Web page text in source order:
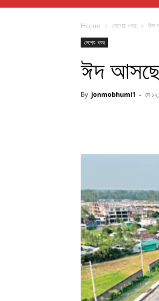
Home দেশের খবর ঈদ
দেশের খবর
ঈদ আসছে
By jonmobhumi1 - মে